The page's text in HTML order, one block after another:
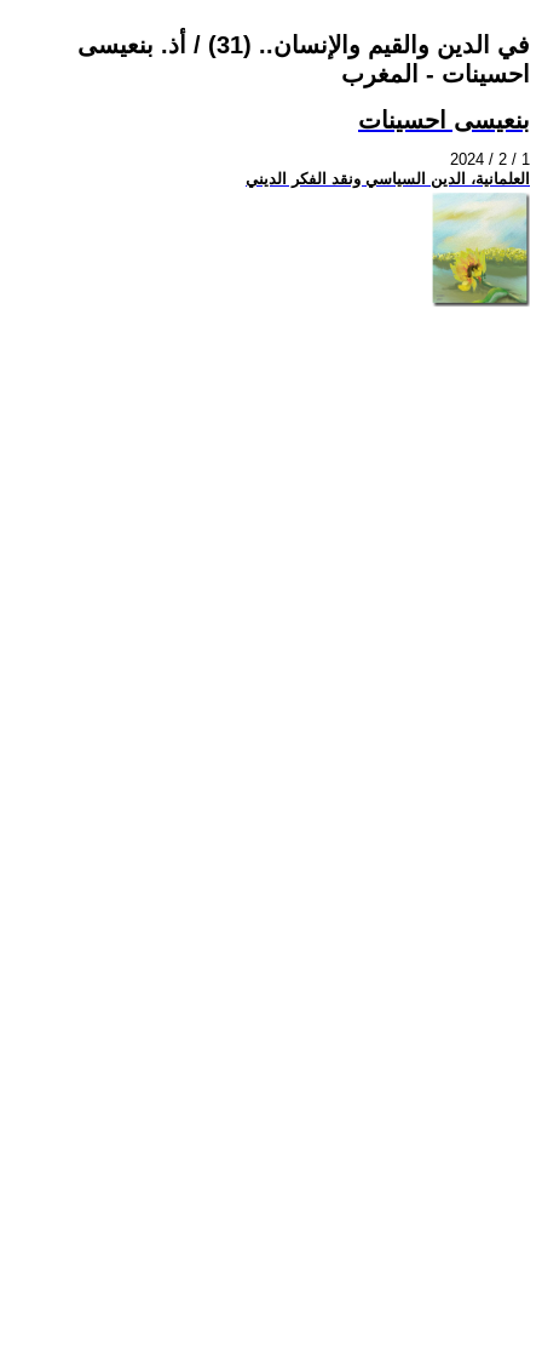
في الدين والقيم والإنسان.. (31) / أذ. بنعيسى
احسينات - المغرب
بنعيسى احسينات
2024 / 2 / 1
العلمانية، الدين السياسي ونقد الفكر الديني